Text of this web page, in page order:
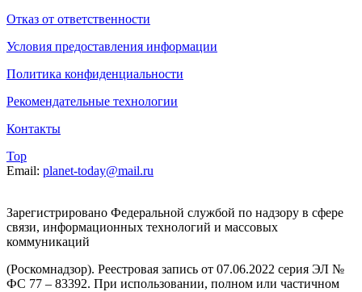
Отказ от ответственности
Условия предоставления информации
Политика конфиденциальности
Рекомендательные технологии
Контакты
Top
Email: planet-today@mail.ru
Зарегистрировано Федеральной службой по надзору в сфере
связи, информационных технологий и массовых
коммуникаций
(Роскомнадзор). Реестровая запись от 07.06.2022 серия ЭЛ №
ФС 77 – 83392. При использовании, полном или частичном